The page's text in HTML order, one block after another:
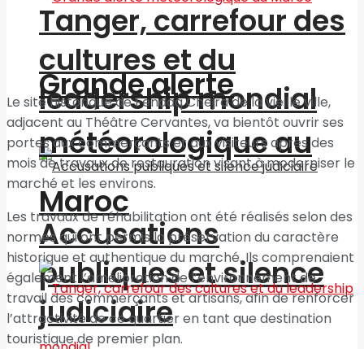
Tanger, carrefour des
cultures et du
leadership mondial
Accusations
publiques et silence
judiciaire
Grande alerte
météorologique au
Maroc
Le site historique de Fendaq Chejra de la vieille ville,
adjacent au Théâtre Cervantes, va bientôt ouvrir ses
portes aux commerçants et aux visiteurs après des
mois de travaux de restauration visant à moderniser le
marché et les environs.
Les travaux de réhabilitation ont été réalisés selon des
normes qui ont permis la préservation du caractère
historique et authentique du marché. Ils comprenaient
également l’amélioration de l’environnement de
travail des commerçants et artisans, afin de renforcer
l’attractivité de ce quartier en tant que destination
touristique de premier plan.